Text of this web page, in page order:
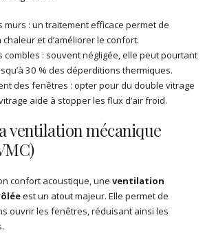
murs : un traitement efficace permet de
et d’améliorer le confort.
combles : souvent négligée, elle peut pourtant
30 % des déperditions thermiques.
des fenêtres : opter pour du double vitrage
aide à stopper les flux d’air froid.
ventilation mécanique
confort acoustique, une ventilation
est un atout majeur. Elle permet de
ouvrir les fenêtres, réduisant ainsi les